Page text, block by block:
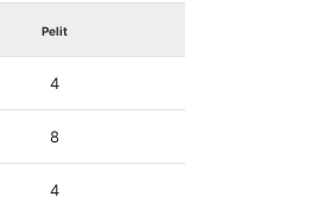
Pelit
4
8
4